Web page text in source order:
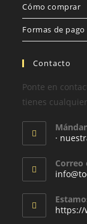
Cómo comprar
Formas de pago
Contacto
Ponte en
tienes
·
Correo
https://